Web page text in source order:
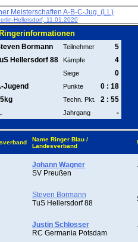
Meisterschaften A-B-C-Jug. (LL)
Hellersdorf, 11.01.2020
Ringerinformationen
Bormann Teilnehmer 5
Hellersdorf 88 Kämpfe 4
Siege 0
Jugend Punkte 0 : 18
Techn. Pkt. 2 : 55
Jahrgang -
Name Ringer Blau /
Landesverband
Johann Wagner
SV Preußen
Steven Bormann
TuS Hellersdorf 88
Justin Schlosser
RC Germania Potsdam